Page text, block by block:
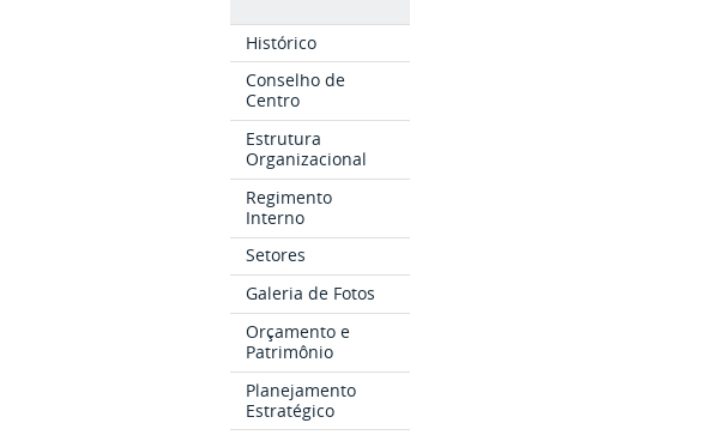
Histórico
Conselho de
Centro
Estrutura
Organizacional
Regimento
Interno
Setores
Galeria de Fotos
Orçamento e
Patrimônio
Planejamento
Estratégico